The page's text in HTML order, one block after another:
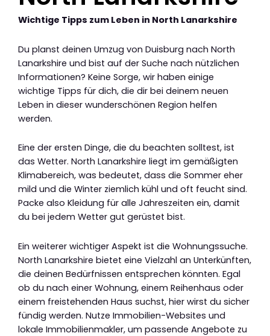
Wichtige Tipps zum Leben in North Lanarkshire
Du planst deinen Umzug von Duisburg nach North
Lanarkshire und bist auf der Suche nach nützlichen
Informationen? Keine Sorge, wir haben einige
wichtige Tipps für dich, die dir bei deinem neuen
Leben in dieser wunderschönen Region helfen
werden.
Eine der ersten Dinge, die du beachten solltest, ist
das Wetter. North Lanarkshire liegt im gemäßigten
Klimabereich, was bedeutet, dass die Sommer eher
mild und die Winter ziemlich kühl und oft feucht sind.
Packe also Kleidung für alle Jahreszeiten ein, damit
du bei jedem Wetter gut gerüstet bist.
Ein weiterer wichtiger Aspekt ist die Wohnungssuche.
North Lanarkshire bietet eine Vielzahl an Unterkünften,
die deinen Bedürfnissen entsprechen könnten. Egal
ob du nach einer Wohnung, einem Reihenhaus oder
einem freistehenden Haus suchst, hier wirst du sicher
fündig werden. Nutze Immobilien-Websites und
lokale Immobilienmakler, um passende Angebote zu